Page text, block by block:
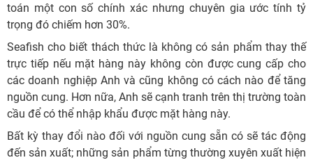
toán một con số chính xác nhưng chuyên gia ước tính tỷ
trọng đó chiếm hơn 30%.
Seafish cho biết thách thức là không có sản phẩm thay thế
trực tiếp nếu mặt hàng này không còn được cung cấp cho
các doanh nghiệp Anh và cũng không có cách nào để tăng
nguồn cung. Hơn nữa, Anh sẽ cạnh tranh trên thị trường toàn
cầu để có thể nhập khẩu được mặt hàng này.
Bất kỳ thay đổi nào đối với nguồn cung sẵn có sẽ tác động
đến sản xuất; những sản phẩm từng thường xuyên xuất hiện